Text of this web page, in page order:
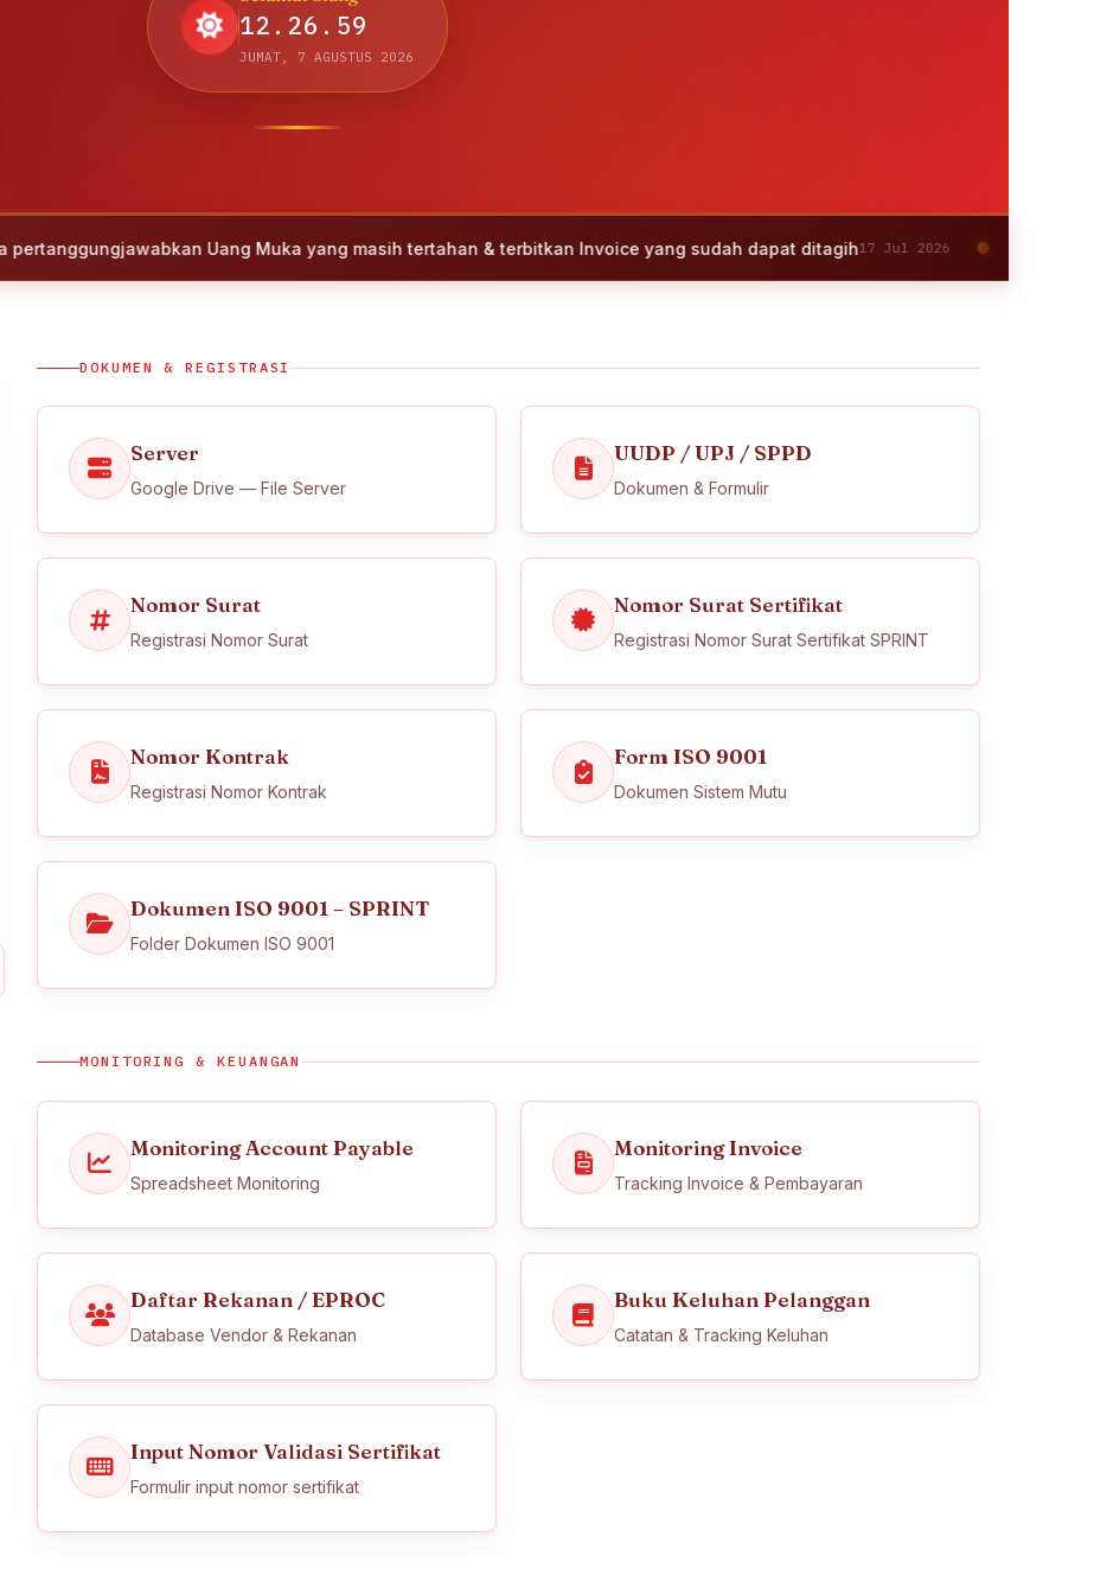
12.27.00
JUMAT, 7 AGUSTUS 2026
Uang Muka yang masih tertahan & terbitkan Invoice yang sudah dapat ditagih17 Jul 2026 INFO
DOKUMEN & REGISTRASI
Server
Google Drive — File Server
UUDP / UPJ / SPPD
Dokumen & Formulir
Nomor Surat
Registrasi Nomor Surat
Nomor Surat Sertifikat
Registrasi Nomor Surat Sertifikat SPRINT
Nomor Kontrak
Registrasi Nomor Kontrak
Form ISO 9001
Dokumen Sistem Mutu
Dokumen ISO 9001 – SPRINT
Folder Dokumen ISO 9001
MONITORING & KEUANGAN
Monitoring Account Payable
Spreadsheet Monitoring
Monitoring Invoice
Tracking Invoice & Pembayaran
Daftar Rekanan / EPROC
Database Vendor & Rekanan
Buku Keluhan Pelanggan
Catatan & Tracking Keluhan
Input Nomor Validasi Sertifikat
Formulir input nomor sertifikat